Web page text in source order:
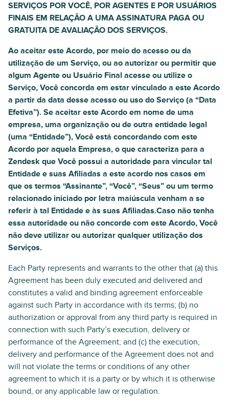
SERVIÇOS POR VOCÊ, POR AGENTES E POR USUÁRIOS
FINAIS EM RELAÇÃO A UMA ASSINATURA PAGA OU
GRATUITA DE AVALIAÇÃO DOS SERVIÇOS.
Ao aceitar este Acordo, por meio do acesso ou da
utilização de um Serviço, ou ao autorizar ou permitir que
algum Agente ou Usuário Final acesse ou utilize o
Serviço, Você concorda em estar vinculado a este Acordo
a partir da data desse acesso ou uso do Serviço (a “Data
Efetiva”). Se aceitar este Acordo em nome de uma
empresa, uma organização ou de outra entidade legal
(uma “Entidade”), Você está concordando com este
Acordo por aquela Empresa, o que caracteriza para a
Zendesk que Você possui a autoridade para vincular tal
Entidade e suas Afiliadas a este acordo nos casos em
que os termos “Assinante”, “Você”, “Seus” ou um termo
relacionado iniciado por letra maiúscula venham a se
referir à tal Entidade e às suas Afiliadas.Caso não tenha
essa autoridade ou não concorde com este Acordo, Você
não deve utilizar ou autorizar qualquer utilização dos
Serviços.
Each Party represents and warrants to the other that (a) this
Agreement has been duly executed and delivered and
constitutes a valid and binding agreement enforceable
against such Party in accordance with its terms; (b) no
authorization or approval from any third party is required in
connection with such Party’s execution, delivery or
performance of the Agreement; and (c) the execution,
delivery and performance of the Agreement does not and
will not violate the terms or conditions of any other
agreement to which it is a party or by which it is otherwise
bound, or any applicable law or regulation.